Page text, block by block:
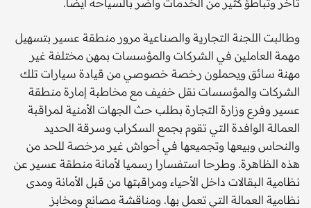
تأخر وتباطؤ كثير من الخدمات وأضر بالسياحة أيضا.
وطالبت اللجنة التجارية والصناعية مرور منطقة عسير بتسهيل
مهمة العاملين في الشركات والمؤسسات بمهن مختلفة غير
مهنة سائق ويحملون رخصة خصوصي من قيادة سيارات تلك
الشركات والمؤسسات نقل خفيف مع مخاطبة إمارة منطقة
عسير وفرع وزارة التجارة بطلب حث الجهات الأمنية لمراقبة
العمالة الوافدة التي تقوم بجمع السكراب وسرقة الحديد
والنحاس وبيعها وتجميعها في أحواش غير مرخصة للحد من
هذه الظاهرة. وطرحا استفسارا رسميا لأمانة منطقة عسير عن
نظامية البقالات داخل الأحياء ومراقبتها من قبل الأمانة ومدى
نظامية العمالة التي تعمل بها. ومناقشة مصانع ومخابز